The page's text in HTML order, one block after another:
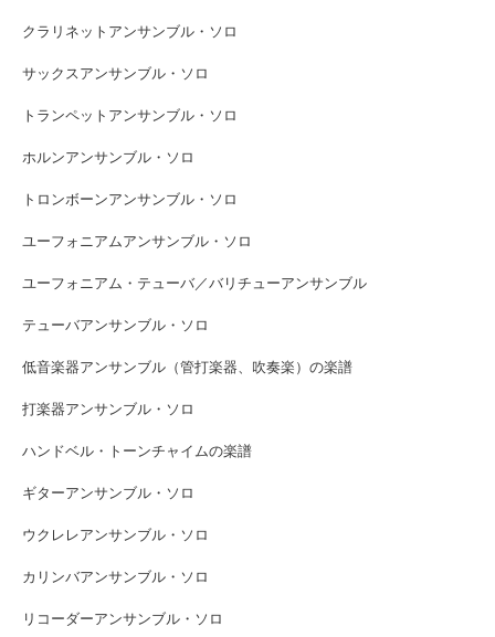
クラリネットアンサンブル・ソロ
サックスアンサンブル・ソロ
トランペットアンサンブル・ソロ
ホルンアンサンブル・ソロ
トロンボーンアンサンブル・ソロ
ユーフォニアムアンサンブル・ソロ
ユーフォニアム・テューバ／バリチューアンサンブル
テューバアンサンブル・ソロ
低音楽器アンサンブル（管打楽器、吹奏楽）の楽譜
打楽器アンサンブル・ソロ
ハンドベル・トーンチャイムの楽譜
ギターアンサンブル・ソロ
ウクレレアンサンブル・ソロ
カリンバアンサンブル・ソロ
リコーダーアンサンブル・ソロ